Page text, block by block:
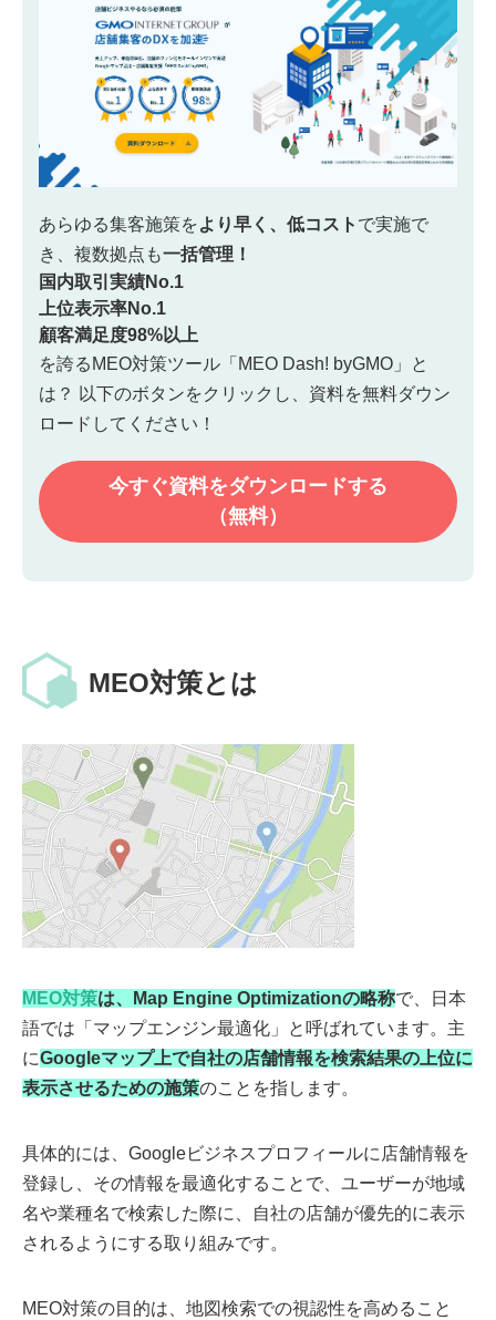
あらゆる集客施策をより早く、低コスト で実施で
き、 複数拠点も一括管理！
国内取引実績No.1
上位表示率No.1
顧客満足度98%以上
を誇るMEO対策ツール「MEO Dash! byGMO」と
は？
以下のボタンをクリックし、資料を無料ダウン
ロードしてください！
今すぐ資料をダウンロードする
（無料）
MEO対策とは
MEO対策は、Map Engine Optimizationの略称で、日本
語では「マップエンジン最適化」と呼ばれています。主
にGoogleマップ上で自社の店舗情報を検索結果の上位に
表示させるための施策のことを指します。
具体的には、Googleビジネスプロフィールに店舗情報を
登録し、その情報を最適化することで、ユーザーが地域
名や業種名で検索した際に、自社の店舗が優先的に表示
されるようにする取り組みです。
MEO対策の目的は、地図検索での視認性を高めること